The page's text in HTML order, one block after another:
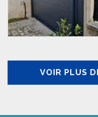
VOIR PLUS